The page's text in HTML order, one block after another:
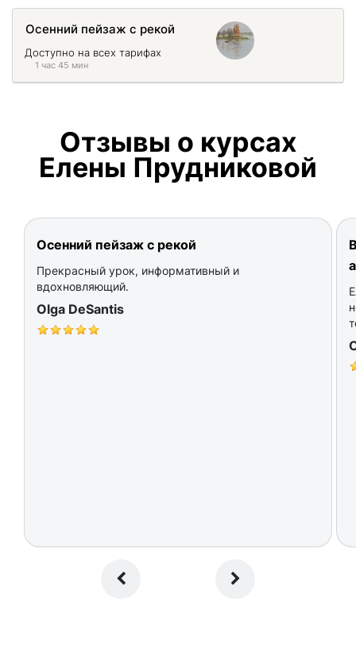
Осенний пейзаж с рекой
Доступно на всех тарифах
1 час 45 мин
Отзывы о курсах
Елены Прудниковой
Осенний пейзаж с рекой
Прекрасный урок, информативный и
вдохновляющий.
Olga DeSantis